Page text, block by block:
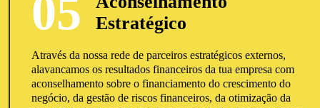
05
Estratégico
Através da nossa rede de parceiros estratégicos externos,
alavancamos os resultados financeiros da tua empresa com
aconselhamento sobre o financiamento do crescimento do
negócio, da gestão de riscos financeiros, da otimização da